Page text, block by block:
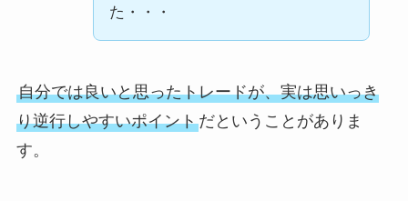
た・・・
自分では良いと思ったトレードが、実は思いっき
り逆行しやすいポイントだということがありま
す。